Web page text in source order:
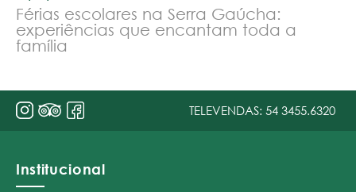
Férias escolares na Serra Gaúcha:
experiências que encantam toda a
família
TELEVENDAS: 54 3455.6320
Institucional